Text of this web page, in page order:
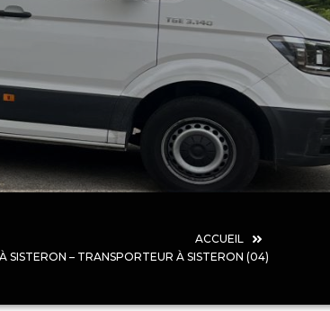
ACCUEIL
SISTERON – TRANSPORTEUR À SISTERON (04)